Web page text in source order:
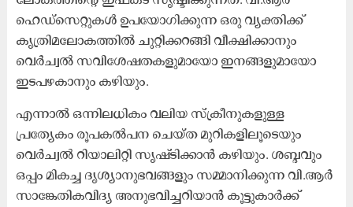
ഹെഡ്സെറ്റുകൾ ഉപയോഗിക്കുന്ന ഒരു വ്യക്തിക്ക്
കൃത്രിമലോകത്തിൽ ചുറ്റിക്കറങ്ങി വീക്ഷിക്കാനും
വെർച്വൽ സവിശേഷതകളുമായോ ഇനങ്ങളുമായോ
ഇടപഴകാനും കഴിയും.
എന്നാൽ ഒന്നിലധികം വലിയ സ്‌ക്രീനുകളുള്ള
പ്രത്യേകം രൂപകൽപന ചെയ്‌ത മുറികളിലൂടെയും
വെർച്വൽ റിയാലിറ്റി സൃഷ്‌ടിക്കാൻ കഴിയും. ശബ്ദവും
ഒപ്പം മികച്ച ദൃശ്യാനുഭവങ്ങളും സമ്മാനിക്കുന്ന വി.ആർ
സാ​ങ്കേതികവിദ്യ അനുഭവിച്ചറിയാൻ കൂട്ടുകാർക്ക്